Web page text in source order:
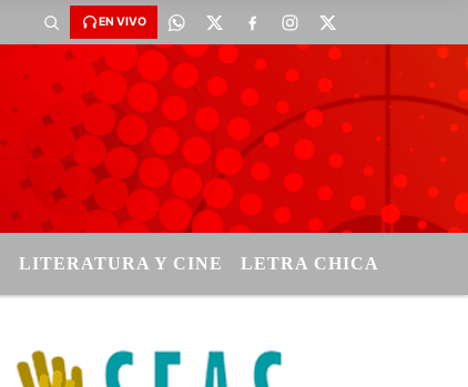
EN VIVO
LITERATURA Y CINE LETRA CHICA